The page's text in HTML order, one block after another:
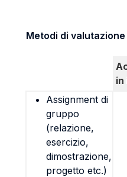
Metodi di
in
Assignment di
gruppo
(relazione,
esercizio,
dimostrazione,
progetto etc.)